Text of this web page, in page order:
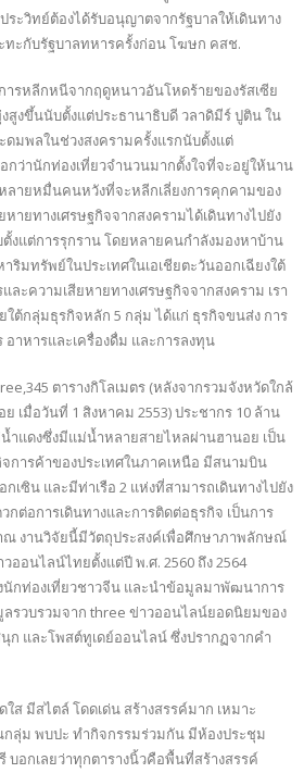
ะวิทย์ต้องได้รับอนุญาตจากรัฐบาลให้เดินทาง
ทะกับรัฐบาลทหารครั้งก่อน โฆษก คสช.
รหลีกหนีจากฤดูหนาวอันโหดร้ายของรัสเซีย
งขึ้นนับตั้งแต่ประธานาธิบดี วลาดิมีร์ ปูติน ใน
ดมพลในช่วงสงครามครั้งแรกนับตั้งแต่
กว่านักท่องเที่ยวจำนวนมากตั้งใจที่จะอยู่ให้นาน
ลายหมื่นคนหวังที่จะหลีกเลี่ยงการคุกคามของ
ายทางเศรษฐกิจจากสงครามได้เดินทางไปยัง
งแต่การรุกราน โดยหลายคนกำลังมองหาบ้าน
ริมทรัพย์ในประเทศในเอเชียตะวันออกเฉียงใต้
ละความเสียหายทางเศรษฐกิจจากสงคราม เรา
ต้กลุ่มธุรกิจหลัก 5 กลุ่ม ได้แก่ ธุรกิจขนส่ง การ
อาหารและเครื่องดื่ม และการลงทุน
ตารางกิโลเมตร (หลังจากรวมจังหวัดใกล้
ย เมื่อวันที่ 1 สิงหาคม 2553) ประชากร 10 ล้าน
ำแดงซึ่งมีแม่น้ำหลายสายไหลผ่านฮานอย เป็น
การค้าของประเทศในภาคเหนือ มีสนามบิน
เซิน และมีท่าเรือ 2 แห่งที่สามารถเดินทางไปยัง
กต่อการเดินทางและการติดต่อธุรกิจ เป็นการ
ณ งานวิจัยนี้มีวัตถุประสงค์เพื่อศึกษาภาพลักษณ์
ออนไลน์ไทยตั้งแต่ปี พ.ศ. 2560 ถึง 2564
นักท่องเที่ยวชาวจีน และนำข้อมูลมาพัฒนาการ
ลรวบรวมจาก three ข่าวออนไลน์ยอดนิยมของ
ก และโพสต์ทูเดย์ออนไลน์ ซึ่งปรากฏจากคำ
มีสไตล์ โดดเด่น สร้างสรรค์มาก เหมาะ
ลุ่ม พบปะ ทำกิจกรรมร่วมกัน มีห้องประชุม
อกเลยว่าทุกตารางนิ้วคือพื้นที่สร้างสรรค์